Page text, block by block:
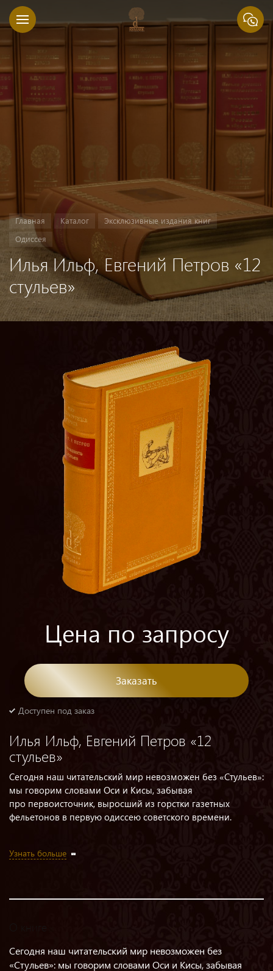
Главная Каталог
Эксклюзивные издания книг
Одиссея
Илья Ильф, Евгений Петров «12
стульев»
Доступен под заказ
Илья Ильф, Евгений Петров «12
стульев»
Сегодня наш читательский мир невозможен без «Стульев»:
мы говорим словами Оси и Кисы, забывая
про первоисточник, выросший из горстки газетных
фельетонов в первую одиссею советского времени.
Узнать больше
Цена по запросу
Заказать
Сегодня наш читательский мир невозможен без
«Стульев»: мы говорим словами Оси и Кисы, забывая